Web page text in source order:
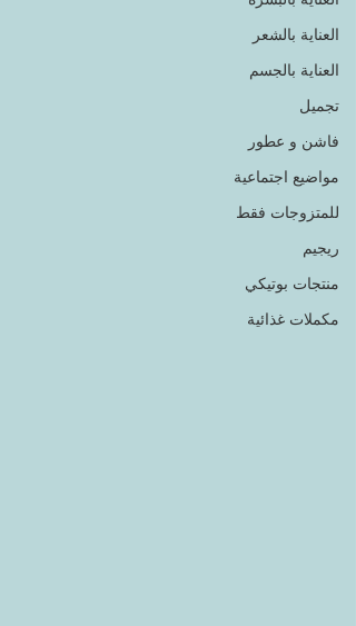
العناية بالشعر
العناية بالجسم
تجميل
فاشن و عطور
مواضيع اجتماعية
للمتزوجات فقط
ريجيم
منتجات بوتيكي
مكملات غذائية